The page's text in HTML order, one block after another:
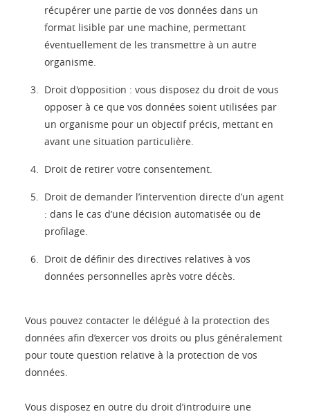
récupérer une partie de vos données dans un
format lisible par une machine, permettant
éventuellement de les transmettre à un autre
organisme.
Droit d'opposition : vous disposez du droit de vous
opposer à ce que vos données soient utilisées par
un organisme pour un objectif précis, mettant en
avant une situation particulière.
Droit de retirer votre consentement.
Droit de demander l’intervention directe d’un agent
: dans le cas d’une décision automatisée ou de
profilage.
Droit de définir des directives relatives à vos
données personnelles après votre décès.
Vous pouvez contacter le délégué à la protection des
données afin d’exercer vos droits ou plus généralement
pour toute question relative à la protection de vos
données.
Vous disposez en outre du droit d’introduire une